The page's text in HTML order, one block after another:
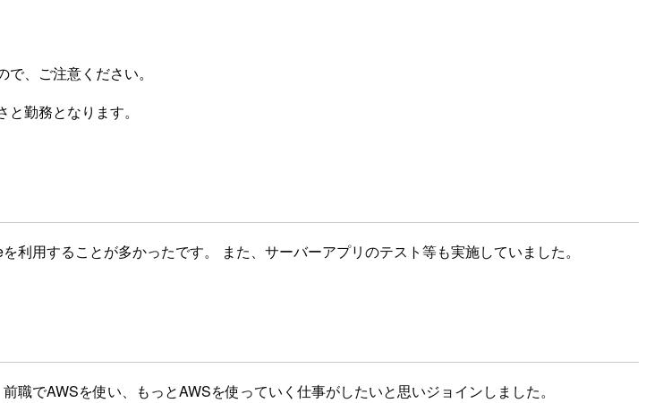
、ご注意ください。
勤務となります。
用することが多かったです。 また、サーバーアプリのテスト等も実施していました。
でAWSを使い、もっとAWSを使っていく仕事がしたいと思いジョインしました。